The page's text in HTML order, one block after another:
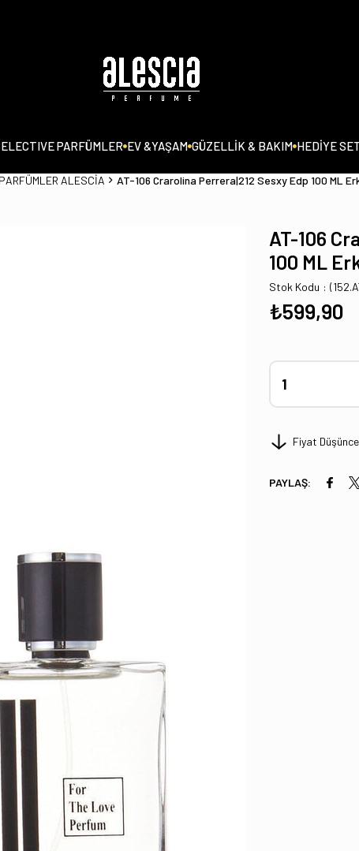
PARFÜMLER EV &YAŞAM GÜZELLİK & BAKIM HEDİYE
ALESCİA AT-106 Crarolina Perrera|212 Sesxy Edp 100 ML
AT-106
100 ML
Stok Kodu
₺599,90
Fiyat
PAYLAŞ: